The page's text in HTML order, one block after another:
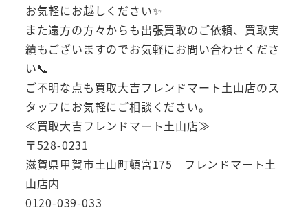
お気軽にお越しください✨
また遠方の方々からも出張買取のご依頼、買取実
績もございますのでお気軽にお問い合わせくださ
い📞
ご不明な点も買取大吉フレンドマート土山店のス
タッフにお気軽にご相談ください。
≪買取大吉フレンドマート土山店≫
〒528-0231
滋賀県甲賀市土山町頓宮175 フレンドマート土
山店内
0120-039-033